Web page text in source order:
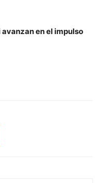
en el impulso